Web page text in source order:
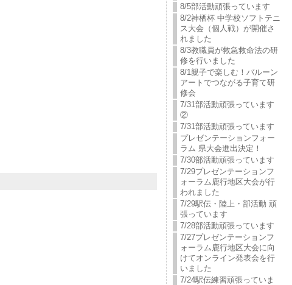
8/5部活動頑張っています
8/2神栖杯 中学校ソフトテニ
ス大会（個人戦）が開催さ
れました
8/3教職員が救急救命法の研
修を行いました
8/1親子で楽しむ！バルーン
アートでつながる子育て研
修会
7/31部活動頑張っています
②
7/31部活動頑張っています
プレゼンテーションフォー
ラム 県大会進出決定！
7/30部活動頑張っています
7/29プレゼンテーションフ
ォーラム鹿行地区大会が行
われました
7/29駅伝・陸上・部活動 頑
張っています
7/28部活動頑張っています
7/27プレゼンテーションフ
ォーラム鹿行地区大会に向
けてオンライン発表会を行
いました
7/24駅伝練習頑張っていま